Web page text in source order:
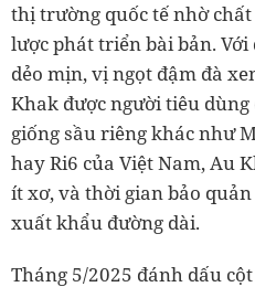
thị trường quốc tế nhờ
lược phát triển bài bản. Với
dẻo mịn, vị ngọt đậm đà
Khak được người tiêu dùng
giống sầu riêng khác như
hay Ri6 của Việt Nam, Au
ít xơ, và thời gian bảo
xuất khẩu đường dài.
Tháng 5/2025 đánh dấu